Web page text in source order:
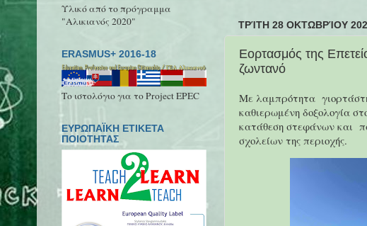
ΤΡΊΤΗ 28 ΟΚΤΩΒΡΊΟΥ
Εορτασμός της
ζωντανό
Με λαμπρότητα
καθιερωμένη δοξολογία
κατάθεση στεφάνων και
σχολείων της περιοχής.
Υλικό από το πρόγραμμα
"Αλικιανός 2020"
ERASMUS+ 2016-18
Το ιστολόγιο για το Project EPEC
ΕΥΡΩΠΑΪΚΗ ΕΤΙΚΕΤΑ
ΠΟΙΟΤΗΤΑΣ